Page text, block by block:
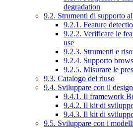
degradation
9.2. Strumenti di supporto
9.2.1. Feature
9.2.2. Verificare le
use
9.2.3. Strumenti e
9.2.4. Supporto
9.2.5. Misurare le
9.3. Catalogo del riuso
9.4. Sviluppare con il
9.4.1. Il framework
9.4.2. Il kit di
9.4.3. Il kit di
9.5. Sviluppare con i